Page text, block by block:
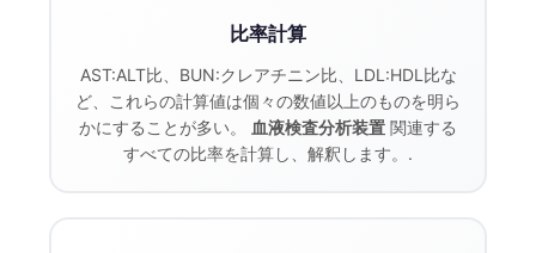
比率計算
AST:ALT比、BUN:クレアチニン比、LDL:HDL比な
ど、これらの計算値は個々の数値以上のものを明ら
かにすることが多い。
血液検査分析装置 関連する
すべての比率を計算し、解釈します。.